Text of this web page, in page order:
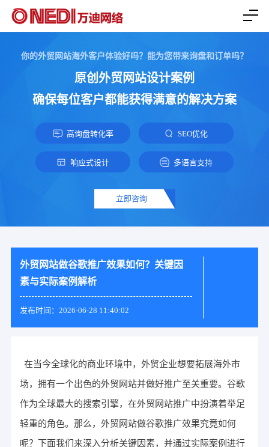
你的外贸网站海外客户体验好吗？能为您带来询盘和订单吗？
原创外贸网站设计案例
确保每位客户都能获得满意的解决方案
高询盘转化率 SEO优化
响应式设计 多语言支持
立即咨询
外贸网站做谷歌推广效果如何？关键因
素与实际案例解析
发布时间：2026-06-28 11:40:02
在当今全球化的商业环境中，外贸企业想要拓展海外市
场，拥有一个出色的外贸网站并做好推广至关重要。谷歌
作为全球最大的搜索引擎，在外贸网站推广中扮演着举足
轻重的角色。那么，外贸网站做谷歌推广效果究竟如何
呢？下面我们来深入分析关键因素，并通过实际案例进行